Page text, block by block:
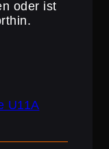
oder ist